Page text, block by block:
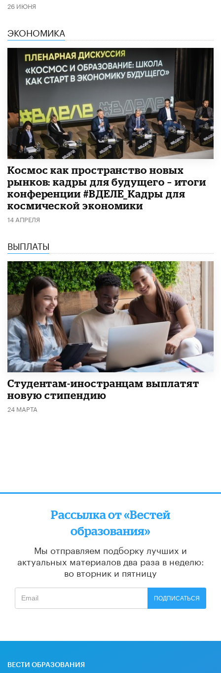
26 ИЮНЯ
ЭКОНОМИКА
Космос как пространство новых
рынков: кадры для будущего – итоги
конференции #ВДЕЛЕ_Кадры для
космической экономики
14 АПРЕЛЯ
ВЫПЛАТЫ
Студентам-иностранцам выплатят
новую стипендию
24 МАРТА
Рассылка от «Вестей
образования»
Мы отправляем подборку лучших и
актуальных материалов два раза в неделю:
во вторник и пятницу
ПОДПИСАТЬСЯ
ВЕСТИ ОБРАЗОВАНИЯ